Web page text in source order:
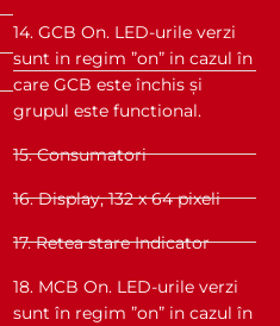
14. GCB On. LED-urile verzi
sunt in regim ”on” in cazul în
care GCB este închis și
grupul este functional.
15. Consumatori
16. Display, 132 x 64 pixeli
17. Retea stare Indicator
18. MCB On. LED-urile verzi
sunt în regim ”on” in cazul în